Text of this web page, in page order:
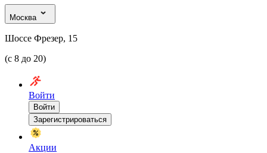
Москва
Шоссе Фрезер, 15
(с 8 до 20)
Войти
Войти
Зарегистрироваться
Акции